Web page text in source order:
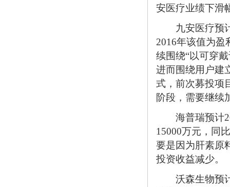
安医疗业绩下滑
九安医疗预计
2016年该值为盈
续围绕“以可穿
进而围绕用户建
式，前次募投项
阶段，需要继续
海普瑞预计
15000万元，同
要是因为肝素原
投资收益减少。
沃森生物预计